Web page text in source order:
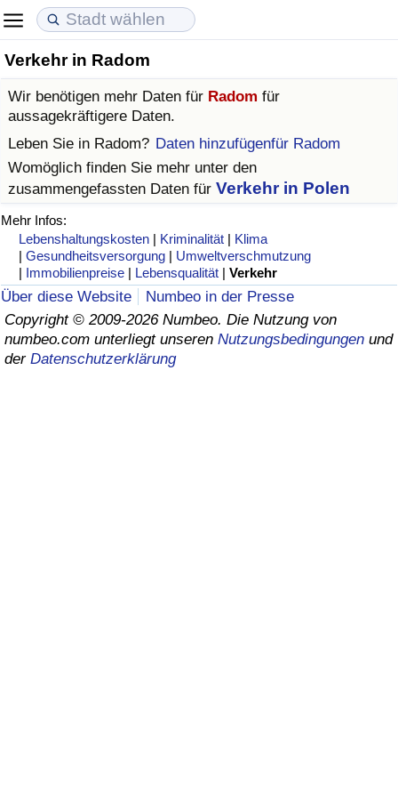
Verkehr in Radom
Wir benötigen mehr Daten für Radom für
aussagekräftigere Daten.
Leben Sie in Radom? Daten hinzufügenfür Radom
Womöglich finden Sie mehr unter den
zusammengefassten Daten für Verkehr in Polen
Mehr Infos:
Lebenshaltungskosten | Kriminalität | Klima
|Gesundheitsversorgung | Umweltverschmutzung
| Immobilienpreise | Lebensqualität |Verkehr
Über diese Website
Numbeo in der Presse
Copyright © 2009-2026 Numbeo. Die Nutzung von
numbeo.com unterliegt unseren Nutzungsbedingungen und
der Datenschutzerklärung
Lebenshaltungskosten
Lebenshaltungskosten-Index (aktuell)
Lebenshaltungskosten-Index
Lebenshaltungskosten-Index nach Land
in Akaba
Immobilienpreise
Immobilienpreis-Index (aktuell)
Immobilienpreis-Index
Immobilienpreis-Index nach Land
Lebensqualität
Lebensqualität-Index
Lebensqualität-Index (aktuell)
Lebensqualitätsindex nach Land
Kriminalität
Kriminalitäts-Index (aktuell)
Kriminalitäts-Index